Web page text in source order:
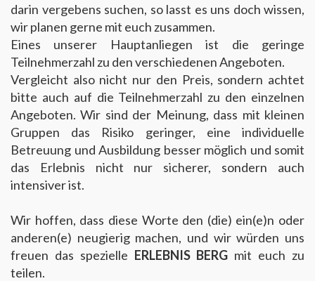
darin vergebens suchen, so lasst es uns doch wissen,
wir planen gerne mit euch zusammen.
Eines unserer Hauptanliegen ist die geringe
Teilnehmerzahl zu den verschiedenen Angeboten.
Vergleicht also nicht nur den Preis, sondern achtet
bitte auch auf die Teilnehmerzahl zu den einzelnen
Angeboten. Wir sind der Meinung, dass mit kleinen
Gruppen das Risiko geringer, eine individuelle
Betreuung und Ausbildung besser möglich und somit
das Erlebnis nicht nur sicherer, sondern auch
intensiver ist.
Wir hoffen, dass diese Worte den (die) ein(e)n oder
anderen(e) neugierig machen, und wir würden uns
freuen das spezielle ERLEBNIS BERG mit euch zu
teilen.